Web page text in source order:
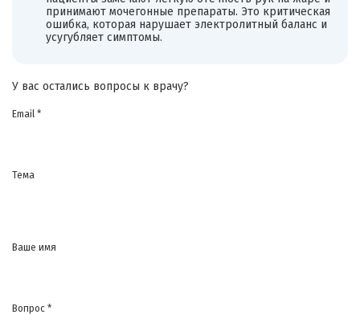
принимают мочегонные препараты. Это критическая
ошибка, которая нарушает электролитный баланс и
усугубляет симптомы.
У вас остались вопросы к врачу?
Email *
Тема
Ваше имя
Вопрос *